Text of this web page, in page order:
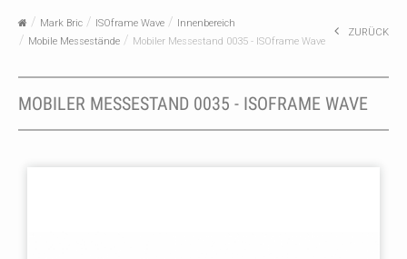
Mark Bric ISOframe Wave
Innenbereich
Mobile Messestände
Mobiler Messestand 0035 - ISOframe Wave
ZURÜCK
MOBILER MESSESTAND 0035 - ISOFRAME WAVE